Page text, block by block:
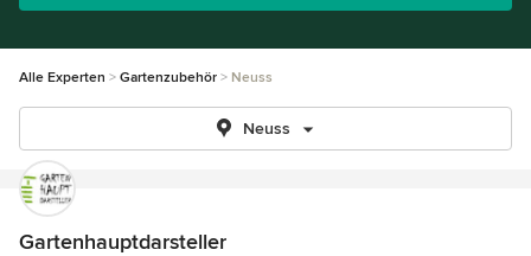
Alle Experten Gartenzubehör Neuss
Neuss
Gartenhauptdarsteller